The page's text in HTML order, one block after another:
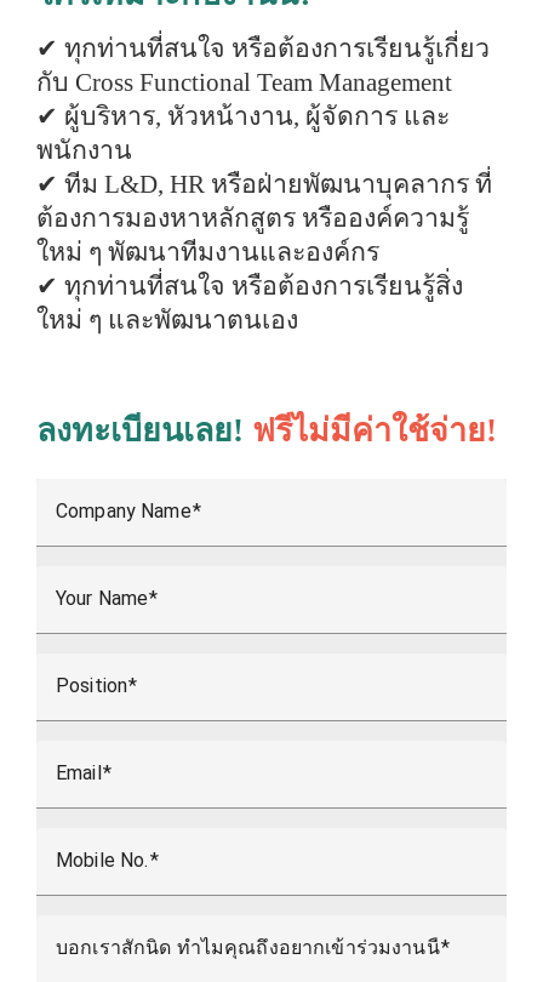
✔ ทุกท่านที่สนใจ หรือต้องการเรียนรู้เกี่ยว
กับ Cross Functional Team Management
✔ ผู้บริหาร, หัวหน้างาน, ผู้จัดการ และ
พนักงาน
✔ ทีม L&D, HR หรือฝ่ายพัฒนาบุคลากร ที่
ต้องการมองหาหลักสูตร หรือองค์ความรู้
ใหม่ ๆ พัฒนาทีมงานและองค์กร
✔ ทุกท่านที่สนใจ หรือต้องการเรียนรู้สิ่ง
ใหม่ ๆ และพัฒนาตนเอง
ลงทะเบียนเลย! ฟรีไม่มีค่าใช้จ่าย!
Company Name
Your Name
Position
Email
Mobile No.
บอกเราสักนิด ทำไมคุณถึงอยากเข้าร่วมงานนี้